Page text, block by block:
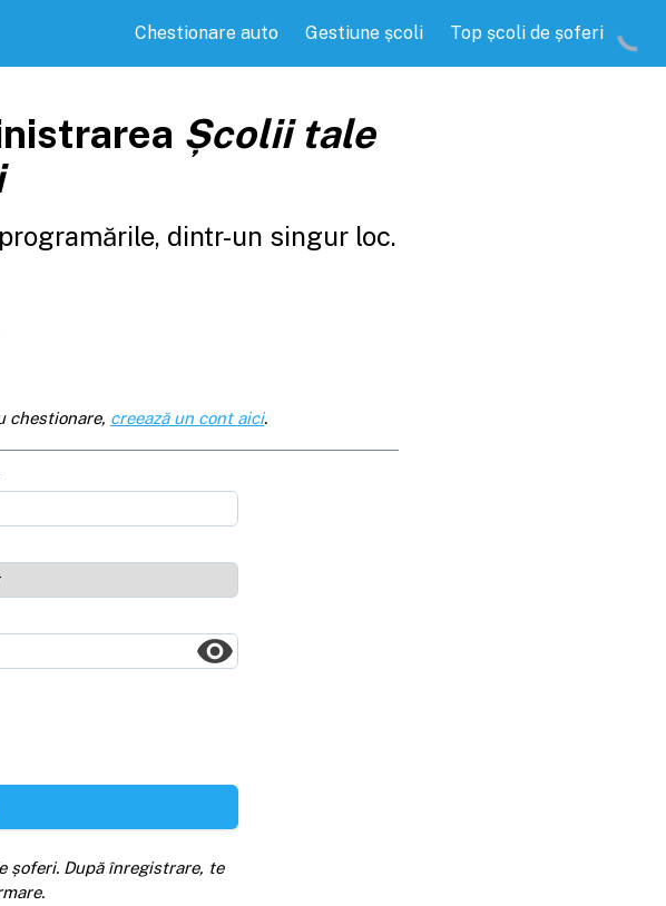
Chestionare auto Gestiune școli Top școli de șoferi
Școlii tale
dintr-un singur loc.
chestionare, creează un cont aici.
șoferi. După înregistrare, te